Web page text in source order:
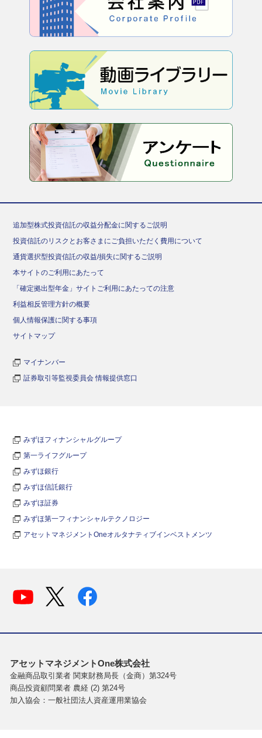
追加型株式投資信託の収益分配金に関するご説明
投資信託のリスクとお客さまにご負担いただく費用について
通貨選択型投資信託の収益/損失に関するご説明
本サイトのご利用にあたって
「確定拠出型年金」サイトご利用にあたっての注意
利益相反管理方針の概要
個人情報保護に関する事項
サイトマップ
マイナンバー
証券取引等監視委員会 情報提供窓口
みずほフィナンシャルグループ
第一ライフグループ
みずほ銀行
みずほ信託銀行
みずほ証券
みずほ第一フィナンシャルテクノロジー
アセットマネジメントOneオルタナティブインベストメンツ
アセットマネジメントOne株式会社
金融商品取引業者 関東財務局長（金商）第324号
商品投資顧問業者 農経 (2) 第24号
加入協会：一般社団法人資産運用業協会